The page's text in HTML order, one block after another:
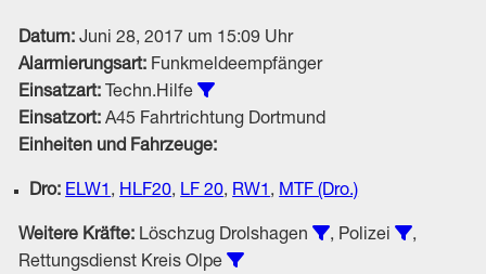
Datum: Juni 28, 2017 um 15:09 Uhr
Alarmierungsart: Funkmeldeempfänger
Einsatzart: Techn.Hilfe
Einsatzort: A45 Fahrtrichtung Dortmund
Einheiten und Fahrzeuge:
Dro: ELW1,HLF20,LF 20,RW1,MTF (Dro.)
Weitere Kräfte: Löschzug Drolshagen Einsätze unter
, Polizei Einsätze
,
Rettungsdienst Kreis Olpe